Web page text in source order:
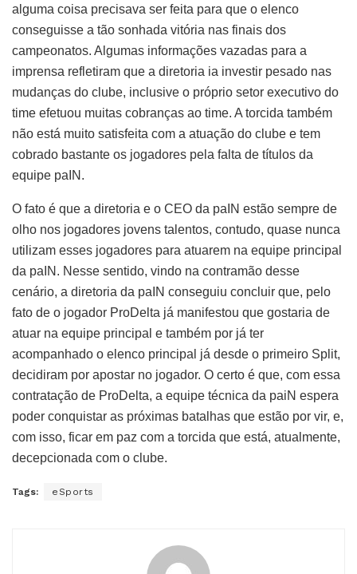
alguma coisa precisava ser feita para que o elenco
conseguisse a tão sonhada vitória nas finais dos
campeonatos. Algumas informações vazadas para a
imprensa refletiram que a diretoria ia investir pesado nas
mudanças do clube, inclusive o próprio setor executivo do
time efetuou muitas cobranças ao time. A torcida também
não está muito satisfeita com a atuação do clube e tem
cobrado bastante os jogadores pela falta de títulos da
equipe paIN.
O fato é que a diretoria e o CEO da paIN estão sempre de
olho nos jogadores jovens talentos, contudo, quase nunca
utilizam esses jogadores para atuarem na equipe principal
da paIN. Nesse sentido, vindo na contramão desse
cenário, a diretoria da paIN conseguiu concluir que, pelo
fato de o jogador ProDelta já manifestou que gostaria de
atuar na equipe principal e também por já ter
acompanhado o elenco principal já desde o primeiro Split,
decidiram por apostar no jogador. O certo é que, com essa
contratação de ProDelta, a equipe técnica da paiN espera
poder conquistar as próximas batalhas que estão por vir, e,
com isso, ficar em paz com a torcida que está, atualmente,
decepcionada com o clube.
Tags: eSports